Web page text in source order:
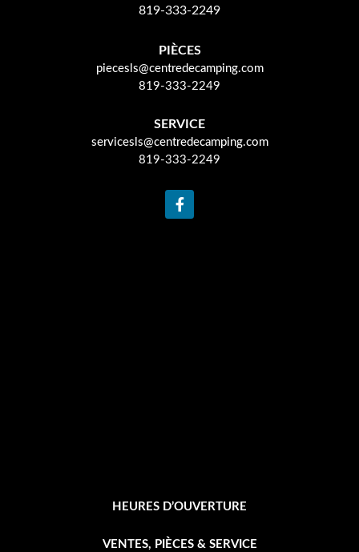
819-333-2249
PIÈCES
piecesls@centredecamping.com
819-333-2249
SERVICE
servicesls@centredecamping.com
819-333-2249
F
HEURES D’OUVERTURE
VENTES, PIÈCES & SERVICE